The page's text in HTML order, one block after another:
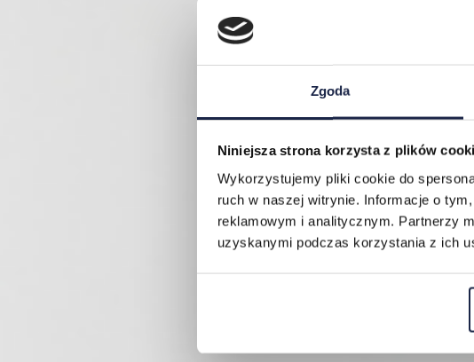
Zgoda
Niniejsza strona korzysta z plików
Wykorzystujemy pliki cookie do
ruch w naszej witrynie. Informacje o
reklamowym i analitycznym. Partnerzy
uzyskanymi podczas korzystania z ich